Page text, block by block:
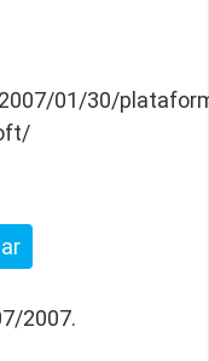
01/30/
2007.